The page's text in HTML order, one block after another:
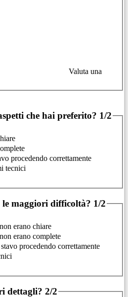
Valuta una
che hai preferito? 1/2
procedendo correttamente
tecnici
maggiori difficoltà? 1/2
erano chiare
erano complete
procedendo correttamente
dettagli? 2/2